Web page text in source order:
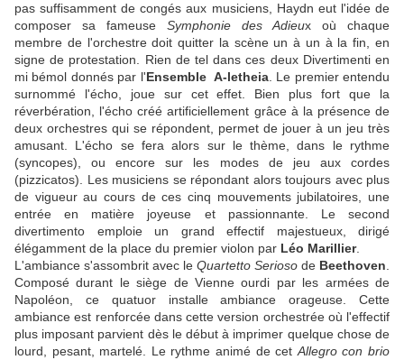
pas suffisamment de congés aux musiciens, Haydn eut l'idée de
composer sa fameuse Symphonie des Adieux où chaque
membre de l'orchestre doit quitter la scène un à un à la fin, en
signe de protestation. Rien de tel dans ces deux Divertimenti en
mi bémol donnés par l'Ensemble A-letheia. Le premier entendu
surnommé l'écho, joue sur cet effet. Bien plus fort que la
réverbération, l'écho créé artificiellement grâce à la présence de
deux orchestres qui se répondent, permet de jouer à un jeu très
amusant. L'écho se fera alors sur le thème, dans le rythme
(syncopes), ou encore sur les modes de jeu aux cordes
(pizzicatos). Les musiciens se répondant alors toujours avec plus
de vigueur au cours de ces cinq mouvements jubilatoires, une
entrée en matière joyeuse et passionnante. Le second
divertimento emploie un grand effectif majestueux, dirigé
élégamment de la place du premier violon par Léo Marillier.
L'ambiance s'assombrit avec le Quartetto Serioso de Beethoven
Composé durant le siège de Vienne ourdi par les armées de
Napoléon, ce quatuor installe ambiance orageuse. Cette
ambiance est renforcée dans cette version orchestrée où l'effectif
plus imposant parvient dès le début à imprimer quelque chose de
lourd, pesant, martelé. Le rythme animé de cet Allegro con brio